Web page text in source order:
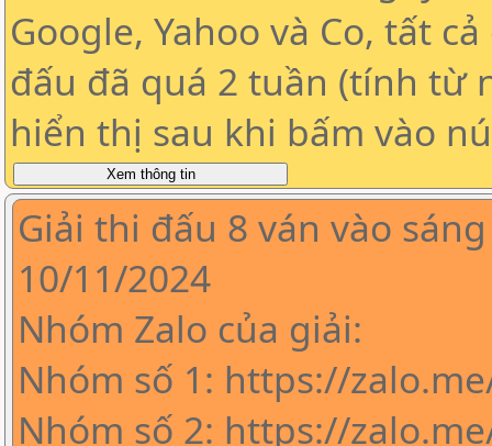
Google, Yahoo và Co, tất
đấu đã quá 2 tuần (tính từ
hiển thị sau khi bấm vào
Giải thi đấu 8 ván vào
10/11/2024
Nhóm Zalo của giải:
Nhóm số 1: https://
Nhóm số 2: https://